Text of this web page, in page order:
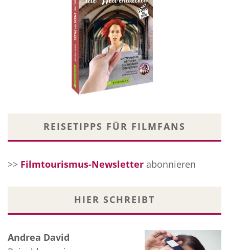
REISETIPPS FÜR FILMFANS
>> Filmtourismus-Newsletter abonnieren
HIER SCHREIBT
Andrea David